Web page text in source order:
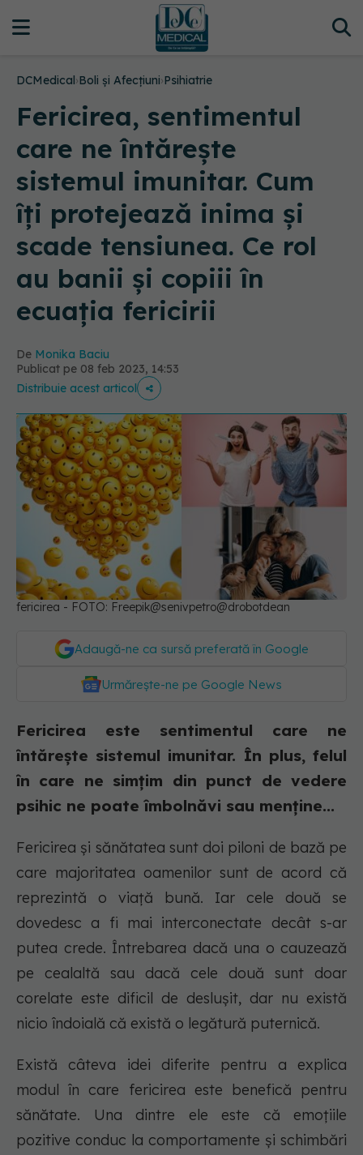
DCMedical›Boli și Afecțiuni›Psihiatrie
Fericirea, sentimentul
care ne întărește
sistemul imunitar. Cum
îți protejează inima și
scade tensiunea. Ce rol
au banii și copiii în
ecuația fericirii
De Monika Baciu
Publicat pe 08 feb 2023, 14:53
Distribuie acest articol
fericirea - FOTO: Freepik@senivpetro@drobotdean
Adaugă-ne ca sursă preferată în Google
Urmărește-ne pe Google News
Fericirea este sentimentul care ne
întărește sistemul imunitar. În plus, felul
în care ne simțim din punct de vedere
psihic ne poate îmbolnăvi sau menține...
Fericirea și sănătatea sunt doi piloni de bază pe
care majoritatea oamenilor sunt de acord că
reprezintă o viață bună. Iar cele două se
dovedesc a fi mai interconectate decât s-ar
putea crede. Întrebarea dacă una o cauzează
pe cealaltă sau dacă cele două sunt doar
corelate este dificil de deslușit, dar nu există
nicio îndoială că există o legătură puternică.
Există câteva idei diferite pentru a explica
modul în care fericirea este benefică pentru
sănătate. Una dintre ele este că emoțiile
pozitive conduc la comportamente și schimbări